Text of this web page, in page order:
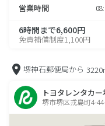
営業時間
6時間まで6,600円
免責補償制度1,100円
堺神石郵便局から
トヨタレンタカ
堺市堺区戎島町4-